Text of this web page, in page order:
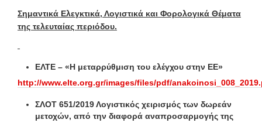
Σημαντικά Ελεγκτικά, Λογιστικά και Φορολογικά Θέματα
της τελευταίας περιόδου.
ΕΛΤΕ – «Η μεταρρύθμιση του ελέγχου στην ΕΕ»
http://www.elte.org.gr/images/files/pdf/
ΣΛΟΤ 651/2019 Λογιστικός χειρισμός των δωρεάν
μετοχών, από την διαφορά αναπροσαρμογής της